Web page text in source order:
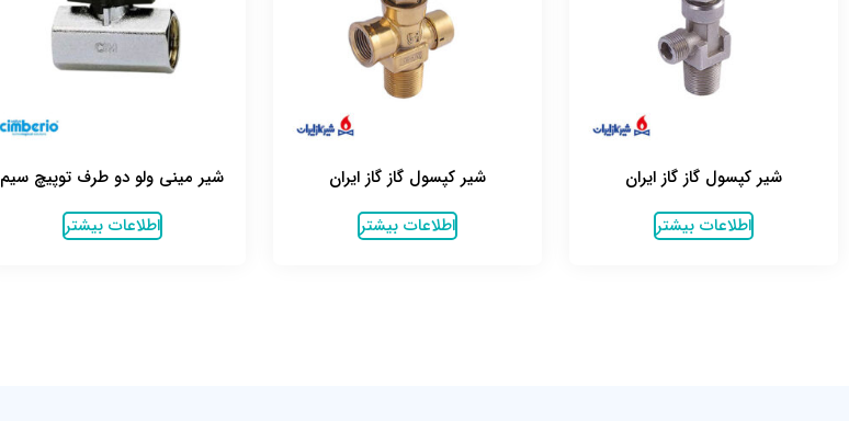
شیر کپسول گاز گاز ایران
اطلاعات بیشتر
شیر کپسول گاز گاز ایران
اطلاعات بیشتر
شیر مینی ولو دو طرف توپیچ سیم
اطلاعات بیشتر